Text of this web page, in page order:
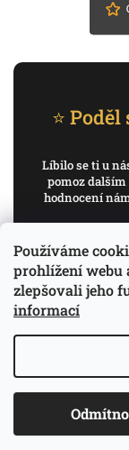
Používáme
prohlížení webu
zlepšovali jeho
informací
⭐
Líbilo se ti u
pomoz
hodnocení
Vytvořil